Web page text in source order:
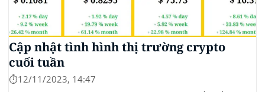
Cập nhật tình hình thị trường crypto
cuối tuần
⏱️12/11/2023, 14:47